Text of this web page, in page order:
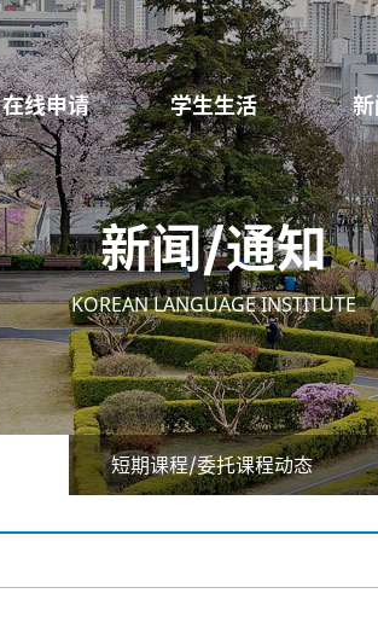
在线申请 学生生活
新闻/通知
KOREAN LANGUAGE INSTITUTE
短期课程/委托课程动态